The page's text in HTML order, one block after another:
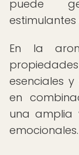
puede
En la
esenciales
en
una amplia
emocionales.